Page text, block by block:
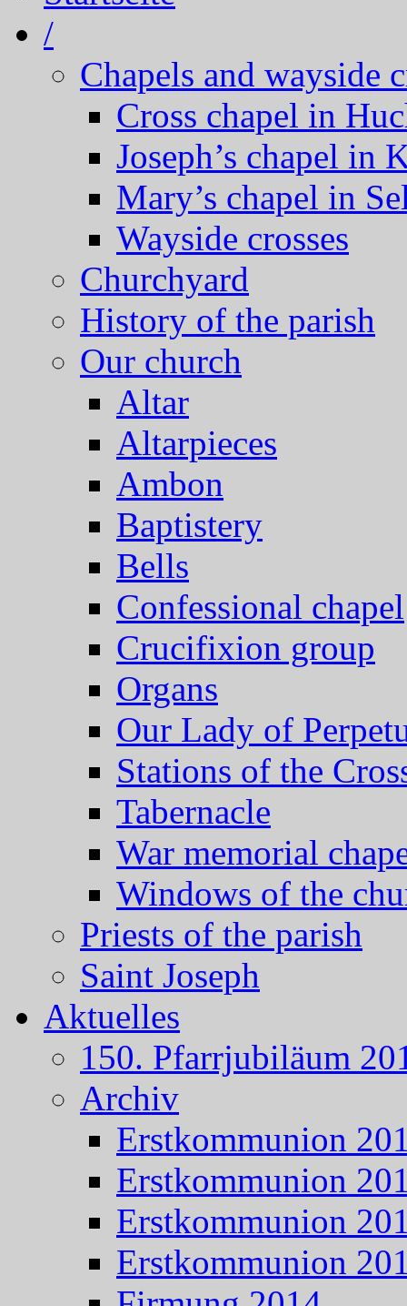
/
Chapels and wayside
Cross chapel in
Joseph’s chapel in
Mary’s chapel in
Wayside crosses
Churchyard
History of the parish
Our church
Altar
Altarpieces
Ambon
Baptistery
Bells
Confessional chapel
Crucifixion group
Organs
Our Lady of
Stations of the
Tabernacle
War memorial
Windows of the
Priests of the parish
Saint Joseph
Aktuelles
150. Pfarrjubiläum
Archiv
Erstkommunion
Erstkommunion
Erstkommunion
Erstkommunion